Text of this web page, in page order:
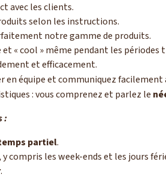
avec les clients.
selon les instructions.
notre gamme de produits.
« cool » même pendant les périodes
et efficacement.
en équipe et communiquez facilement
: vous comprenez et parlez le
:
partiel.
, y compris les week-ends et les jours
.